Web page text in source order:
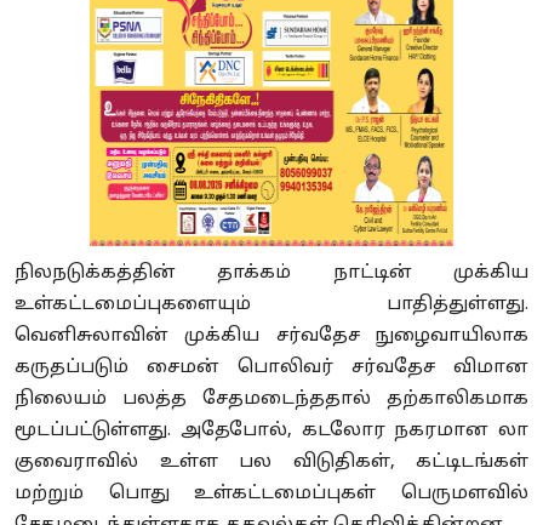
நிலநடுக்கத்தின் தாக்கம் நாட்டின் முக்கிய
உள்கட்டமைப்புகளையும் பாதித்துள்ளது.
வெனிசுலாவின் முக்கிய சர்வதேச நுழைவாயிலாக
கருதப்படும் சைமன் பொலிவர் சர்வதேச விமான
நிலையம் பலத்த சேதமடைந்ததால் தற்காலிகமாக
மூடப்பட்டுள்ளது. அதேபோல், கடலோர நகரமான லா
குவைராவில் உள்ள பல விடுதிகள், கட்டிடங்கள்
மற்றும் பொது உள்கட்டமைப்புகள் பெருமளவில்